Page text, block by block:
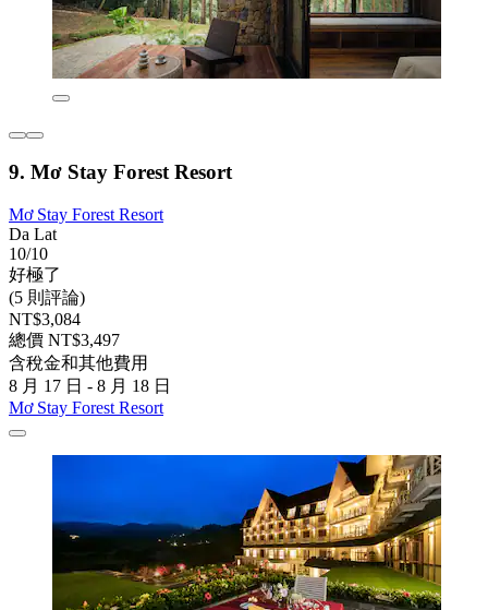
9. Mơ Stay Forest Resort
Mơ Stay Forest Resort
Da Lat
10/10
好極了
(5 則評論)
NT$3,084
總價 NT$3,497
含稅金和其他費用
8 月 17 日 - 8 月 18 日
Mơ Stay Forest Resort